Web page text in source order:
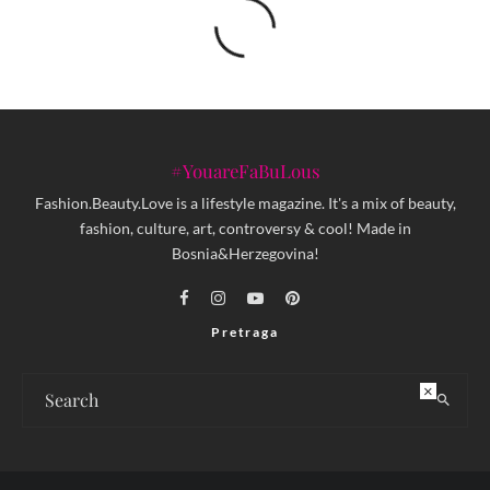
#YouareFaBuLous
Fashion.Beauty.Love is a lifestyle magazine. It's a mix of beauty,
fashion, culture, art, controversy & cool! Made in
Bosnia&Herzegovina!
Pretraga
×